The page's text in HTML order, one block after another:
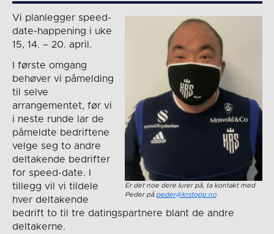
Er det noe dere lurer på, ta kontakt med
Peder på peder@krstopp.no
Vi planlegger speed-
date-happening i uke
15, 14. – 20. april.
I første omgang
behøver vi påmelding
til selve
arrangementet, før vi
i neste runde lar de
påmeldte bedriftene
velge seg to andre
deltakende bedrifter
for speed-date. I
tillegg vil vi tildele
hver deltakende
bedrift to til tre datingspartnere blant de andre
deltakerne.